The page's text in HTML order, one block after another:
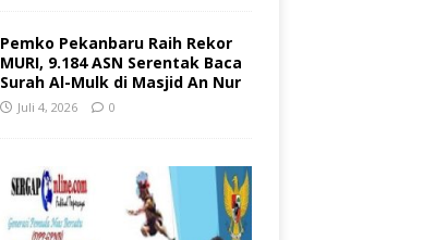
Pemko Pekanbaru Raih Rekor
MURI, 9.184 ASN Serentak Baca
Surah Al-Mulk di Masjid An Nur
Juli 4, 2026 0